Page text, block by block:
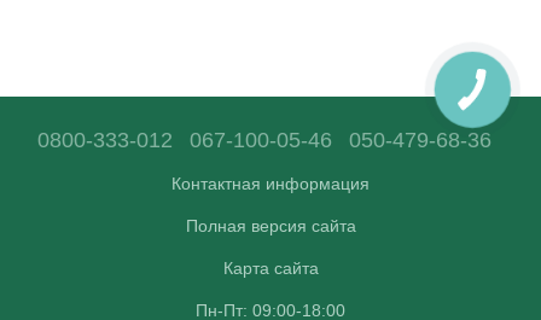
0800-333-012 067-100-05-46 050-479-68-36
Контактная информация
Полная версия сайта
Карта сайта
Пн-Пт: 09:00-18:00